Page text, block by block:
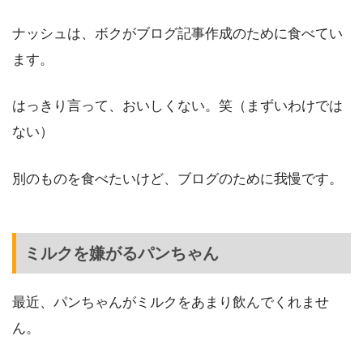
ナッシュは、ボクがブログ記事作成のために食べてい
ます。
はっきり言って、おいしくない。笑（まずいわけでは
ない）
別のものを食べたいけど、ブログのために我慢です。
ミルクを嫌がるパンちゃん
最近、パンちゃんがミルクをあまり飲んでくれませ
ん。